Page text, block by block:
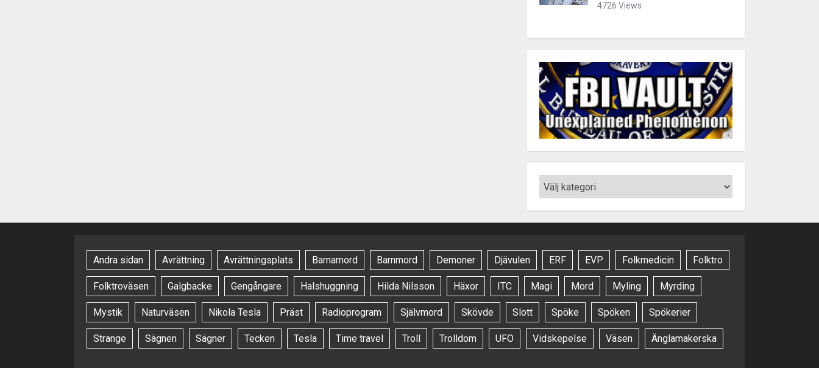
4726 Views
Andra sidan Avrättning Avrättningsplats Barnamord Barnmord Demoner Djävulen ERF EVP Folkmedicin Folktro
Folktroväsen Galgbacke Gengångare Halshuggning Hilda Nilsson Häxor ITC Magi Mord Myling Myrding
Mystik Naturväsen Nikola Tesla Präst Radioprogram Självmord Skövde Slott Spöke Spöken Spökerier
Strange Sägnen Sägner Tecken Tesla Time travel Troll Trolldom UFO Vidskepelse Väsen Änglamakerska